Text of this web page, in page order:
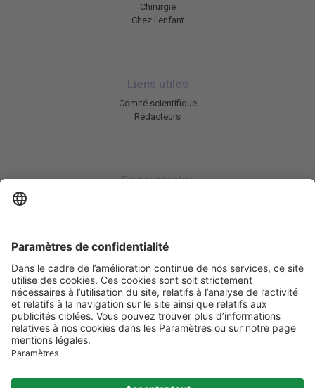
Chirurgie
Chez l’enfant
Liens utiles
Comité scientifique
Rédacteurs
En savoir plus
Abonnez-vous à notre newsletter
Informez-moi
Les informations et services disponibles sur obesite.comne se